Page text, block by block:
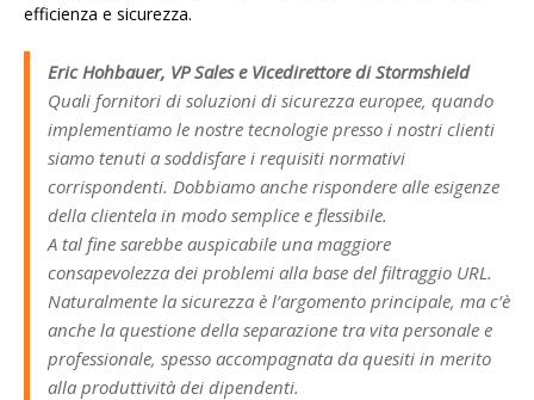
efficienza e sicurezza.
Eric Hohbauer, VP Sales e Vicedirettore di Stormshield
Quali fornitori di soluzioni di sicurezza europee, quando
implementiamo le nostre tecnologie presso i nostri clienti
siamo tenuti a soddisfare i requisiti normativi
corrispondenti. Dobbiamo anche rispondere alle esigenze
della clientela in modo semplice e flessibile.
A tal fine sarebbe auspicabile una maggiore
consapevolezza dei problemi alla base del filtraggio URL.
Naturalmente la sicurezza è l’argomento principale, ma c’è
anche la questione della separazione tra vita personale e
professionale, spesso accompagnata da quesiti in merito
alla produttività dei dipendenti.